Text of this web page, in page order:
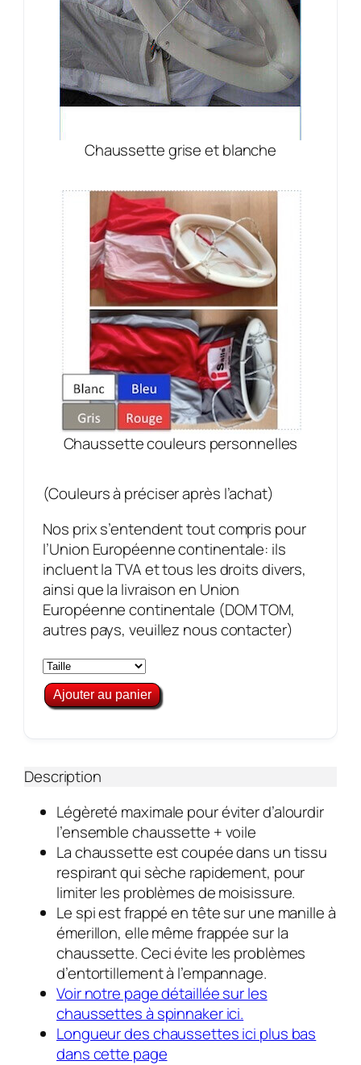
Chaussette grise et blanche
Chaussette couleurs personnelles
(Couleurs à préciser après l’achat)
Nos prix s’entendent tout compris pour
l’Union Européenne continentale: ils
incluent la TVA et tous les droits divers,
ainsi que la livraison en Union
Européenne continentale (DOM TOM,
autres pays, veuillez nous contacter)
Description
Légèreté maximale pour éviter d’alourdir
l’ensemble chaussette + voile
La chaussette est coupée dans un tissu
respirant qui sèche rapidement, pour
limiter les problèmes de moisissure.
Le spi est frappé en tête sur une manille à
émerillon, elle même frappée sur la
chaussette. Ceci évite les problèmes
d’entortillement à l’empannage.
Voir notre page détaillée sur les
chaussettes à spinnaker ici.
Longueur des chaussettes ici plus bas
dans cette page